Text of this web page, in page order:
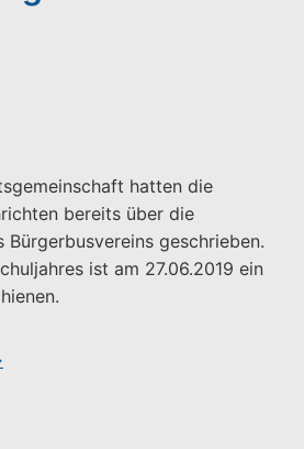
hatten die
bereits über die
geschrieben.
ist am 27.06.2019 ein